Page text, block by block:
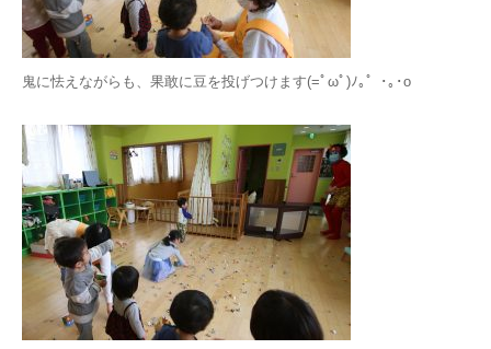
鬼に怯えながらも、果敢に豆を投げつけます(=ﾟωﾟ)ﾉ｡゜･｡･o